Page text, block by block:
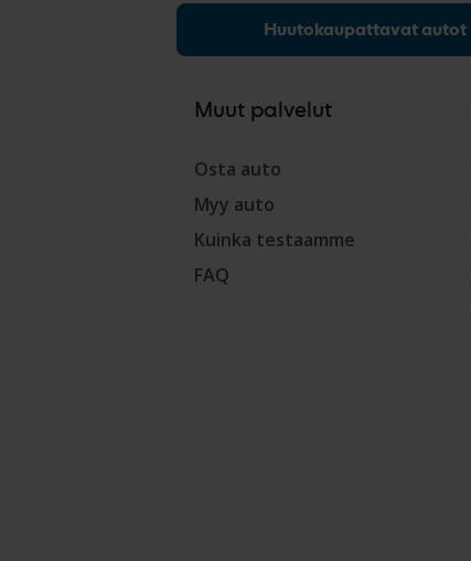
Huutokaupattavat autot
Muut palvelut
Osta auto
Myy auto
Kuinka testaamme
FAQ